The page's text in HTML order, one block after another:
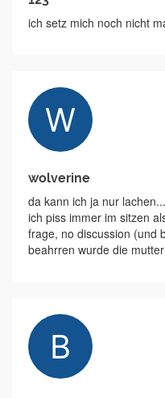
ich setz mich noch nicht
wolverine
da kann ich ja nur
ich piss immer im sitzen
frage, no discussion (und
beahrren wurde die